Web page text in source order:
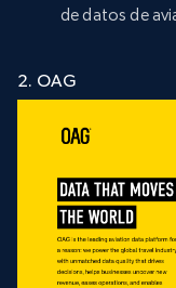
de datos de
2. OAG